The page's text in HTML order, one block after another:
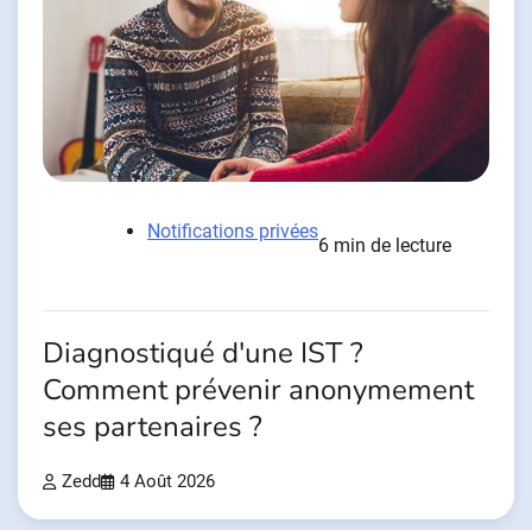
Notifications privées
6 min de lecture
Diagnostiqué d'une IST ?
Comment prévenir anonymement
ses partenaires ?
Zedd 4 Août 2026